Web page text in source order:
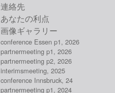
連絡先
あなたの利点
画像ギャラリー
conference Essen p1, 2026
partnermeeting p1, 2026
partnermeeting p2, 2026
interimsmeeting, 2025
conference Innsbruck, 24
partnermeeting p1, 2024